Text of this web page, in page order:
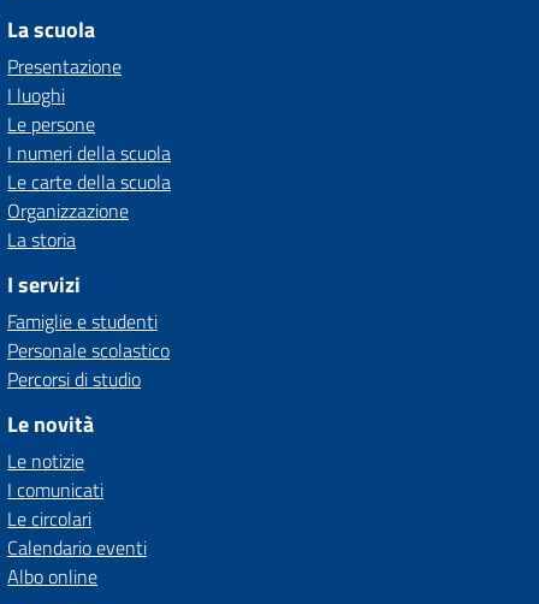
La scuola
Presentazione
I luoghi
Le persone
I numeri della scuola
Le carte della scuola
Organizzazione
La storia
I servizi
Famiglie e studenti
Personale scolastico
Percorsi di studio
Le novità
Le notizie
I comunicati
Le circolari
Calendario eventi
Albo online